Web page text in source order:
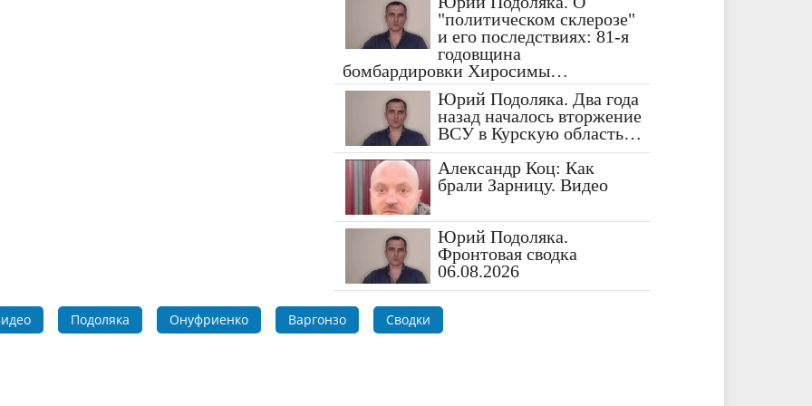
"политическом склерозе"
и его последствиях: 81-я
годовщина
бомбардировки Хиросимы…
Юрий Подоляка. Два года
назад началось вторжение
ВСУ в Курскую область…
Александр Коц: Как
брали Зарницу. Видео
Юрий Подоляка.
Фронтовая сводка
06.08.2026
Подоляка Онуфриенко Варгонзо Сводки